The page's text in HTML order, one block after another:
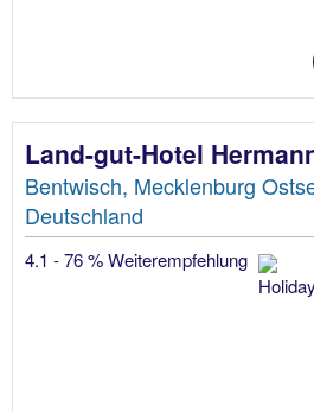
Land-gut-Hotel
Bentwisch, Mecklenburg
Deutschland
4.1 - 76 % Weiterempfehlung